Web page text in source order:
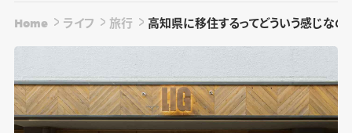
Home ライフ 旅行 高知県に移住するってどういう感じな